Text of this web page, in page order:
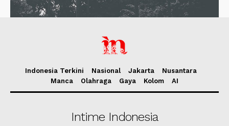
Indonesia Terkini Nasional Jakarta
Nusantara
Manca
Olahraga Gaya Kolom AI
Intime Indonesia